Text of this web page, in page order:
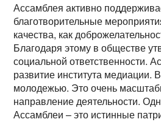
Ассамблея активно
благотворительные
качества, как
Благодаря этому в обществе
социальной ответственности.
развитие института медиации.
молодежью. Это очень
направление деятельности.
Ассамблеи – это истинные